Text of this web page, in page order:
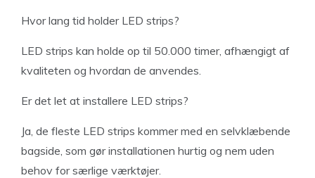
Hvor lang tid holder LED strips?
LED strips kan holde op til 50.000 timer, afhængigt af
kvaliteten og hvordan de anvendes.
Er det let at installere LED strips?
Ja, de fleste LED strips kommer med en selvklæbende
bagside, som gør installationen hurtig og nem uden
behov for særlige værktøjer.